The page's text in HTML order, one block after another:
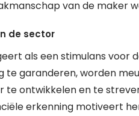
van de maker
de sector
als een stimulans voor
te garanderen, worden
te ontwikkelen en te
erkenning motiveert